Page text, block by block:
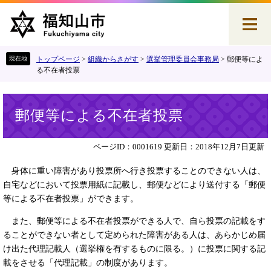
す
し
トップページ > 組織からさがす > 選挙管理委員会事務局 > 郵便等によ
る不在者投票
郵便等による不在者投票
ページID：0001619 更新日：2018年12月7日更新
身体に重い障害があり投票所へ行き投票することのできない人は、
自宅などにおいて投票用紙に記載し、郵便などにより送付する「郵便
等による不在者投票」ができます。
また、郵便等による不在者投票ができる人で、自ら投票の記載をす
ることができない者として定められた障害がある人は、あらかじめ届
け出た代理記載人（選挙権を有するものに限る。）に投票に関する記
載をさせる「代理記載」の制度があります。